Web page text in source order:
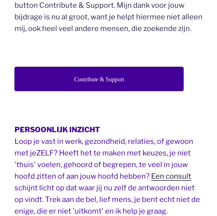
button Contribute & Support. Mijn dank voor jouw
bijdrage is nu al groot, want je helpt hiermee niet alleen
mij, ook heel veel andere mensen, die zoekende zijn.
Contribute & Support
PERSOONLIJK INZICHT
Loop je vast in werk, gezondheid, relaties, of gewoon
met jeZELF? Heeft het te maken met keuzes, je niet
'thuis' voelen, gehoord of begrepen, te veel in jouw
hoofd zitten of aan jouw hoofd hebben? Een consult
schijnt licht op dat waar jij nu zelf de antwoorden niet
op vindt. Trek aan de bel, lief mens, je bent echt niet de
enige, die er niet 'uitkomt' en ik help je graag.